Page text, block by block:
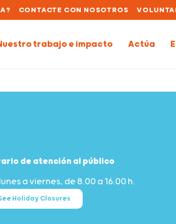
CONTACTE CON NOSOTROS
trabajo e impacto Actúa
de atención al público
a viernes, de 8.00 a 16.00 h.
Holiday Closures